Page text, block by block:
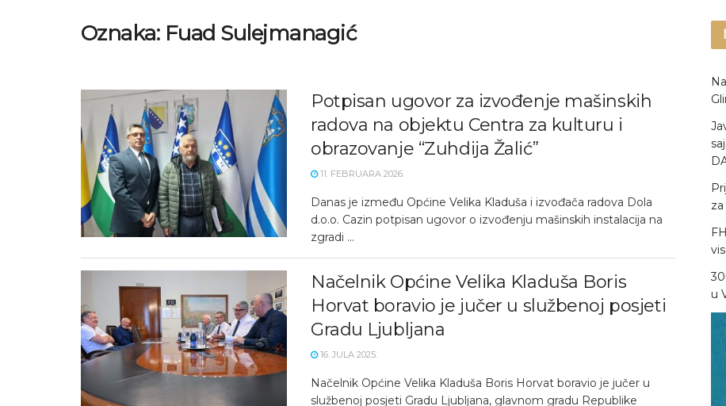
Oznaka: Fuad Sulejmanagić
Potpisan ugovor za izvođenje mašinskih
radova na objektu Centra za kulturu i
obrazovanje “Zuhdija Žalić”
11. FEBRUARA 2026.
Danas je između Općine Velika Kladuša i izvođača radova Dola
d.o.o. Cazin potpisan ugovor o izvođenju mašinskih instalacija na
zgradi ...
Načelnik Općine Velika Kladuša Boris
Horvat boravio je jučer u službenoj posjeti
Gradu Ljubljana
16. JULA 2025.
Načelnik Općine Velika Kladuša Boris Horvat boravio je jučer u
službenoj posjeti Gradu Ljubljana, glavnom gradu Republike
u